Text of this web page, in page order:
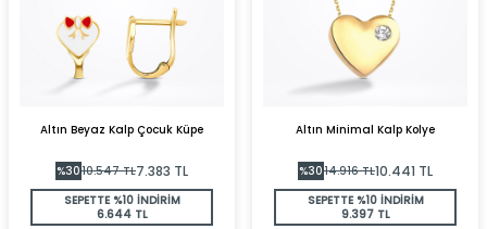
Altın Beyaz Kalp Çocuk Küpe
%3010.547TL7.383 TL
SEPETTE %10 İNDİRİM
6.644 TL
Altın Minimal Kalp Kolye
%3014.916TL10.441 TL
SEPETTE %10 İNDİRİM
9.397 TL